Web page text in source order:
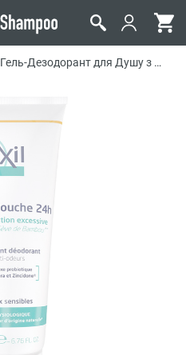
Гель-Дезодорант для Душу з Пробіотиком Бамбуковий Etiaxil Care Deo-Douche Protection 24h Deodorant Shower Gel Bamboo Tube